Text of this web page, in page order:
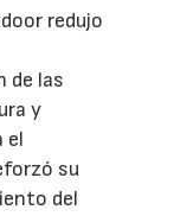
redujo
de las
y
el
su
del